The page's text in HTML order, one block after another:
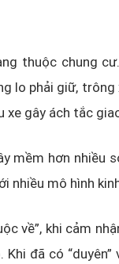
thuộc chung
lo phải giữ,
xe gây ách tắc
mềm hơn nhiều
nhiều mô hình
về”, khi cảm
đã có